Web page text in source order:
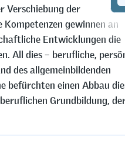
Verschiebung der
gewinnen an
Entwicklungen die
All dies – berufliche,
des allgemeinbildenden
befürchten einen Abbau
Grundbildung,